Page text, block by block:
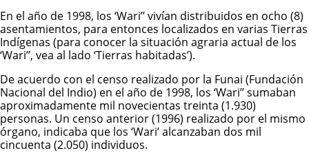
En el año de 1998, los ‘Wari’’ vivían distribuidos en ocho (8)
asentamientos, para entonces localizados en varias Tierras
Indígenas (para conocer la situación agraria actual de los
‘Wari’’, vea al lado ‘Tierras habitadas’).
De acuerdo con el censo realizado por la Funai (Fundación
Nacional del Indio) en el año de 1998, los ‘Wari’’ sumaban
aproximadamente mil novecientas treinta (1.930)
personas. Un censo anterior (1996) realizado por el mismo
órgano, indicaba que los ‘Wari’ alcanzaban dos mil
cincuenta (2.050) individuos.